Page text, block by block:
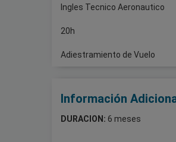
Ingles Tecnico Aeronautico
20h
Adiestramiento de Vuelo
Información
DURACION: 6 meses